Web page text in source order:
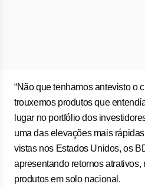
“Não que tenhamos antevisto o
trouxemos produtos que
lugar no portfólio dos
uma das elevações mais
vistas nos Estados Unidos, os
apresentando retornos
produtos em solo nacional.